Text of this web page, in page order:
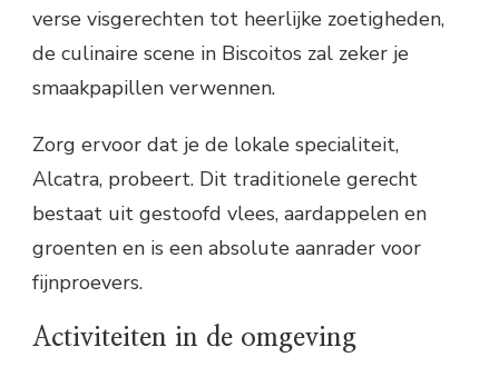
verse visgerechten tot heerlijke zoetigheden,
de culinaire scene in Biscoitos zal zeker je
smaakpapillen verwennen.
Zorg ervoor dat je de lokale specialiteit,
Alcatra, probeert. Dit traditionele gerecht
bestaat uit gestoofd vlees, aardappelen en
groenten en is een absolute aanrader voor
fijnproevers.
Activiteiten in de omgeving